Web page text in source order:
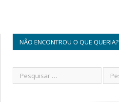
NÃO ENCONTROU O QUE QUERIA?